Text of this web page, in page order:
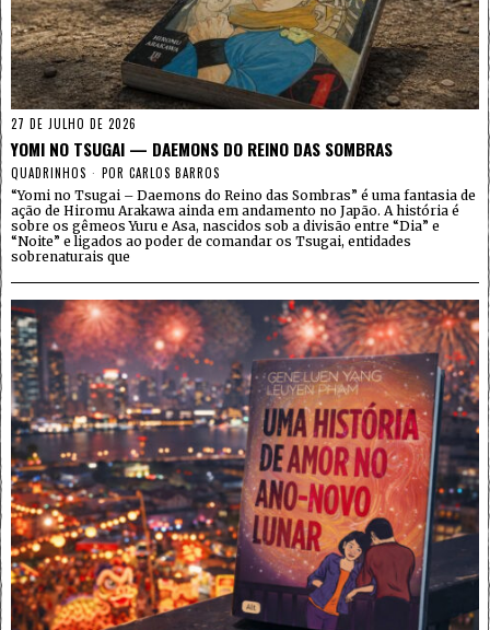
27 DE JULHO DE 2026
YOMI NO TSUGAI — DAEMONS DO REINO DAS SOMBRAS
QUADRINHOS POR CARLOS BARROS
“Yomi no Tsugai – Daemons do Reino das Sombras” é uma fantasia de
ação de Hiromu Arakawa ainda em andamento no Japão. A história é
sobre os gêmeos Yuru e Asa, nascidos sob a divisão entre “Dia” e
“Noite” e ligados ao poder de comandar os Tsugai, entidades
sobrenaturais que